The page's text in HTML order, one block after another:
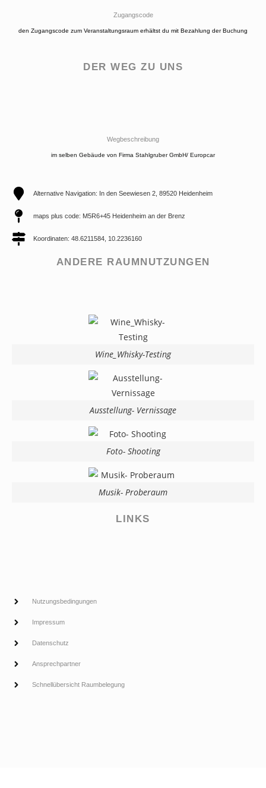
Zugangscode
den Zugangscode zum Veranstaltungsraum erhältst du mit Bezahlung der Buchung
DER WEG ZU UNS
Wegbeschreibung
im selben Gebäude von Firma Stahlgruber GmbH/ Europcar
Alternative Navigation: In den Seewiesen 2, 89520 Heidenheim
maps plus code: M5R6+45 Heidenheim an der Brenz
Koordinaten: 48.6211584, 10.2236160
ANDERE RAUMNUTZUNGEN
Wine_Whisky-Testing
Ausstellung- Vernissage
Foto- Shooting
Musik- Proberaum
LINKS
Nutzungsbedingungen
Impressum
Datenschutz
Ansprechpartner
Schnellübersicht Raumbelegung